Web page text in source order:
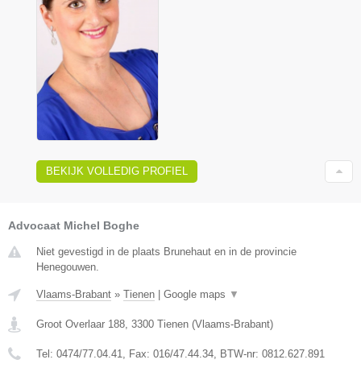
BEKIJK VOLLEDIG PROFIEL
Advocaat Michel Boghe
Niet gevestigd in de plaats Brunehaut en in de provincie
Henegouwen.
Vlaams-Brabant » Tienen | Google maps ▼
Groot Overlaar 188 3300 Tienen (Vlaams-Brabant)
Tel: 0474/77.04.41 , Fax: 016/47.44.34 , BTW-nr: ​0812.627.891